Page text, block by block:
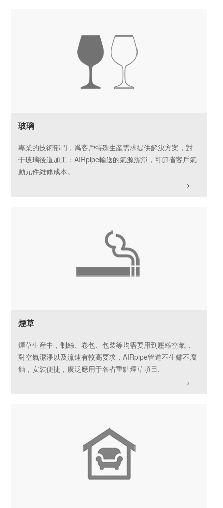
玻璃
專業的技術部門，爲客戶特殊生産需求提供解決方案，對
于玻璃後道加工：AIRpipe輸送的氣源潔淨，可節省客戶氣
動元件維修成本。
煙草
煙草生産中，制絲、卷包、包裝等均需要用到壓縮空氣，
對空氣潔淨以及流速有較高要求，AIRpipe管道不生鏽不腐
蝕，安裝便捷，廣泛應用于各省重點煙草項目.